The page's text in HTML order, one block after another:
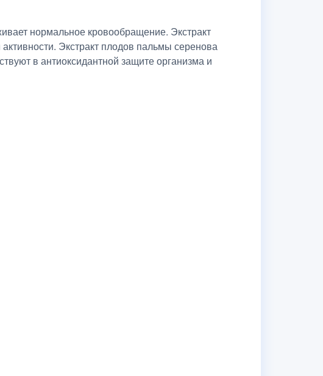
нормальное кровообращение. Экстракт
Экстракт плодов пальмы серенова
в антиоксидантной защите организма и